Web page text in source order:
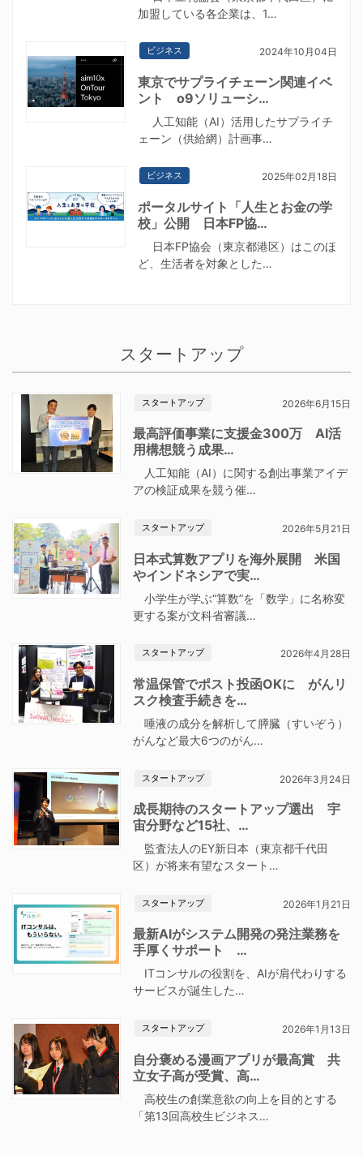
加盟している各企業は、1…
ビジネス 2024年10月04日
東京でサプライチェーン関連イベ
ント o9ソリューシ…
人工知能（AI）活用したサプライチ
ェーン（供給網）計画事…
ビジネス 2025年02月18日
ポータルサイト「人生とお金の学
校」公開 日本FP協…
日本FP協会（東京都港区）はこのほ
ど、生活者を対象とした…
スタートアップ
スタートアップ 2026年6月15日
最高評価事業に支援金300万 AI活
用構想競う成果…
人工知能（AI）に関する創出事業アイデ
アの検証成果を競う催…
スタートアップ 2026年5月21日
日本式算数アプリを海外展開 米国
やインドネシアで実…
小学生が学ぶ“算数”を「数学」に名称変
更する案が文科省審議…
スタートアップ 2026年4月28日
常温保管でポスト投函OKに がんリ
スク検査手続きを…
唾液の成分を解析して膵臓（すいぞう）
がんなど最大6つのがん…
スタートアップ 2026年3月24日
成長期待のスタートアップ選出 宇
宙分野など15社、…
監査法人のEY新日本（東京都千代田
区）が将来有望なスタート…
スタートアップ 2026年1月21日
最新AIがシステム開発の発注業務を
手厚くサポート …
ITコンサルの役割を、AIが肩代わりする
サービスが誕生した…
スタートアップ 2026年1月13日
自分褒める漫画アプリが最高賞 共
立女子高が受賞、高…
高校生の創業意欲の向上を目的とする
「第13回高校生ビジネス…